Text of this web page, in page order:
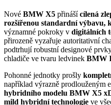
Nové BMW X5 přinášícílená
rozšířenou standardní výbavu,
významné pokroky v digitálních
přirozeně vyzařuje autoritativní
podtrhují robustní designové
chladiče ve tvaru ledvinek BMW
Pohonné jednotky prošly
například výrazně prodlouženým
hybridního modelu BMW X5
mild hybridní technologie ve